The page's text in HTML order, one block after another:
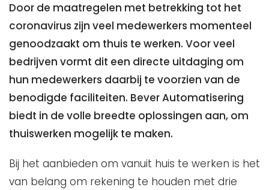
Door de maatregelen met betrekking tot het
coronavirus zijn veel medewerkers momenteel
genoodzaakt om thuis te werken. Voor veel
bedrijven vormt dit een directe uitdaging om
hun medewerkers daarbij te voorzien van de
benodigde faciliteiten. Bever Automatisering
biedt in de volle breedte oplossingen aan, om
thuiswerken mogelijk te maken.
Bij het aanbieden om vanuit huis te werken is het
van belang om rekening te houden met drie